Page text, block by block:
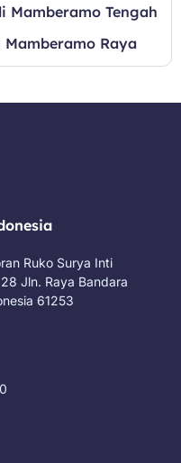
Mamberamo Tengah
Mamberamo Raya
Ruko Surya Inti
Jln. Raya Bandara
61253